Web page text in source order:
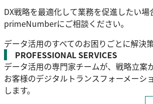
DX戦略を最適化して業務を促進したい場
primeNumberにご相談ください。
データ活用のすべてのお困りごとに解決
PROFESSIONAL SERVICES
データ活用の専門家チームが、戦略立案
お客様のデジタルトランスフォーメーシ
します。